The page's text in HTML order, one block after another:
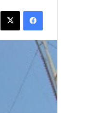
فيسبوك
‫X